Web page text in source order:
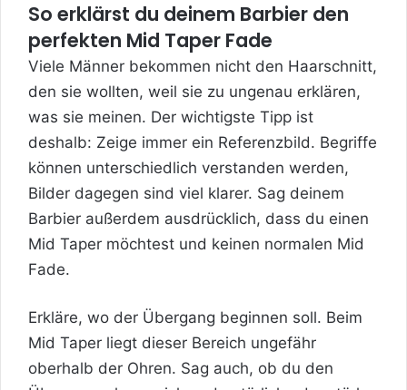
So erklärst du deinem Barbier den
perfekten Mid Taper Fade
Viele Männer bekommen nicht den Haarschnitt,
den sie wollten, weil sie zu ungenau erklären,
was sie meinen. Der wichtigste Tipp ist
deshalb: Zeige immer ein Referenzbild. Begriffe
können unterschiedlich verstanden werden,
Bilder dagegen sind viel klarer. Sag deinem
Barbier außerdem ausdrücklich, dass du einen
Mid Taper möchtest und keinen normalen Mid
Fade.
Erkläre, wo der Übergang beginnen soll. Beim
Mid Taper liegt dieser Bereich ungefähr
oberhalb der Ohren. Sag auch, ob du den